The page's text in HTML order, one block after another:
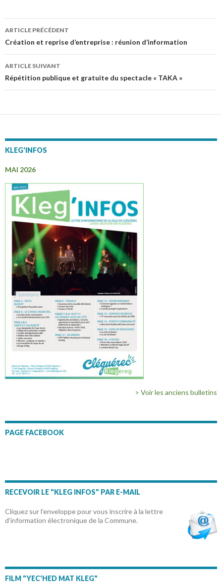
Navigation
des
articles
ARTICLE PRÉCÉDENT
Création et reprise d’entreprise : réunion d’information
ARTICLE SUIVANT
Répétition publique et gratuite du spectacle « TAKA »
KLEG'INFOS
MAI 2026
> Voir les anciens bulletins
PAGE FACEBOOK
RECEVOIR LE "KLEG INFOS" PAR E-MAIL
Cliquez sur l’enveloppe pour vous inscrire à la lettre
d’information électronique de la Commune.
FILM "YEC'HED MAT KLEG"